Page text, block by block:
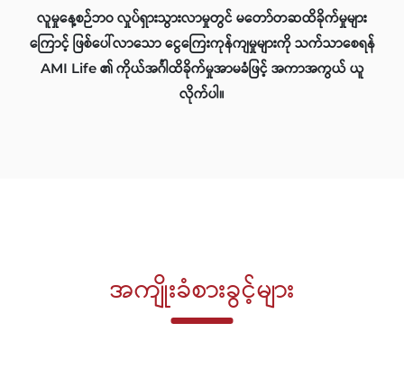
လူမှုနေ့စဉ်ဘဝ လှုပ်ရှားသွားလာမှုတွင် မတော်တဆထိခိုက်မှုများ
ကြောင့် ဖြစ်ပေါ်လာသော ငွေကြေးကုန်ကျမှုများကို သက်သာစေရန်
AMI Life ၏ ကိုယ်အင်္ဂါထိခိုက်မှုအာမခံဖြင့် အကာအကွယ် ယူ
လိုက်ပါ။
အကျိုးခံစားခွင့်များ